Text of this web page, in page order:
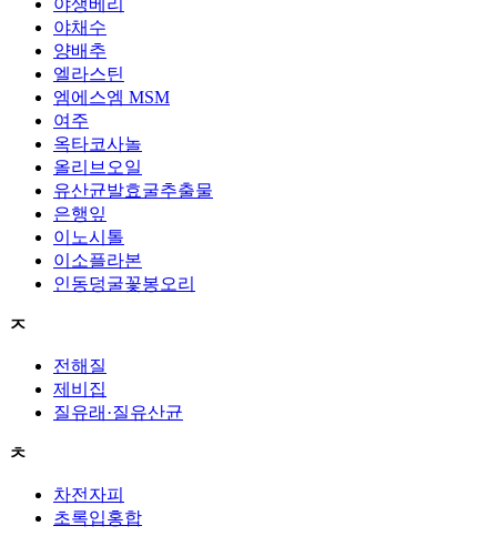
야채수
양배추
엘라스틴
엠에스엠 MSM
여주
옥타코사놀
올리브오일
유산균발효굴추출물
은행잎
이노시톨
이소플라본
인동덩굴꽃봉오리
ㅈ
전해질
제비집
질유래·질유산균
ㅊ
차전자피
초록입홍합